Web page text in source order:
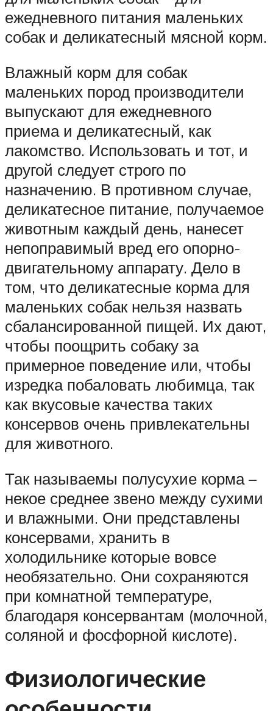
ежедневного питания маленьких
собак и деликатесный мясной корм.
Влажный корм для собак
маленьких пород производители
выпускают для ежедневного
приема и деликатесный, как
лакомство. Использовать и тот, и
другой следует строго по
назначению. В противном случае,
деликатесное питание, получаемое
животным каждый день, нанесет
непоправимый вред его опорно-
двигательному аппарату. Дело в
том, что деликатесные корма для
маленьких собак нельзя назвать
сбалансированной пищей. Их дают,
чтобы поощрить собаку за
примерное поведение или, чтобы
изредка побаловать любимца, так
как вкусовые качества таких
консервов очень привлекательны
для животного.
Так называемы полусухие корма –
некое среднее звено между сухими
и влажными. Они представлены
консервами, хранить в
холодильнике которые вовсе
необязательно. Они сохраняются
при комнатной температуре,
благодаря консервантам (молочной,
соляной и фосфорной кислоте).
Физиологические